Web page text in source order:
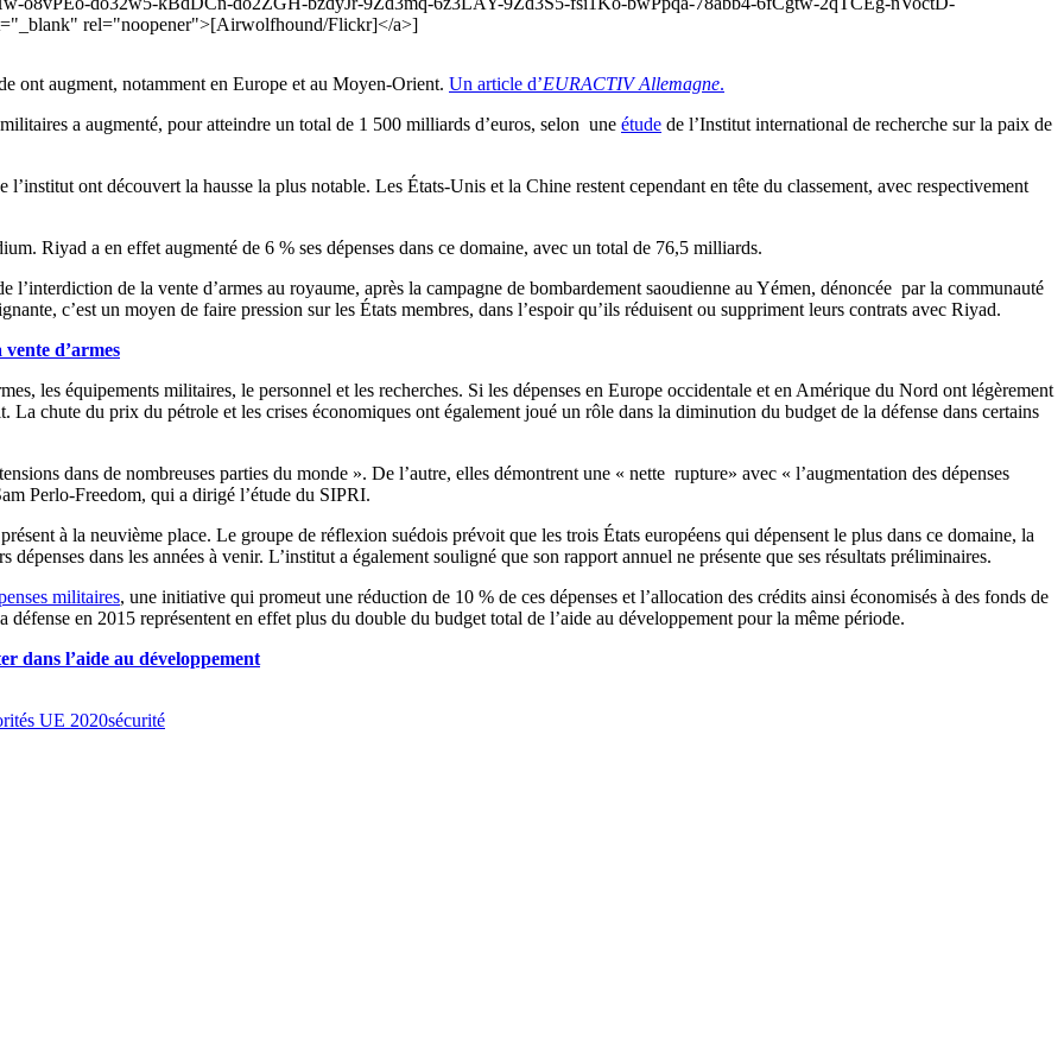
rel="noopener">[Airwolfhound/Flickr]</a>]
ont augment, notamment en Europe et au Moyen-Orient. Un article d’EURACTIV Allemagne.
a augmenté, pour atteindre un total de 1 500 milliards d’euros, selon une étude de l’Institut international de recherche sur la paix de
ont découvert la hausse la plus notable. Les États-Unis et la Chine restent cependant en tête du classement, avec respectivement
Riyad a en effet augmenté de 6 % ses dépenses dans ce domaine, avec un total de 76,5 milliards.
l’interdiction de la vente d’armes au royaume, après la campagne de bombardement saoudienne au Yémen, dénoncée par la communauté
c’est un moyen de faire pression sur les États membres, dans l’espoir qu’ils réduisent ou suppriment leurs contrats avec Riyad.
d’armes
les équipements militaires, le personnel et les recherches. Si les dépenses en Europe occidentale et en Amérique du Nord ont légèrement
chute du prix du pétrole et les crises économiques ont également joué un rôle dans la diminution du budget de la défense dans certains
dans de nombreuses parties du monde ». De l’autre, elles démontrent une « nette rupture» avec « l’augmentation des dépenses
Perlo-Freedom, qui a dirigé l’étude du SIPRI.
à la neuvième place. Le groupe de réflexion suédois prévoit que les trois États européens qui dépensent le plus dans ce domaine, la
dans les années à venir. L’institut a également souligné que son rapport annuel ne présente que ses résultats préliminaires.
militaires, une initiative qui promeut une réduction de 10 % de ces dépenses et l’allocation des crédits ainsi économisés à des fonds de
en 2015 représentent en effet plus du double du budget total de l’aide au développement pour la même période.
dans l’aide au développement
UE 2020sécurité